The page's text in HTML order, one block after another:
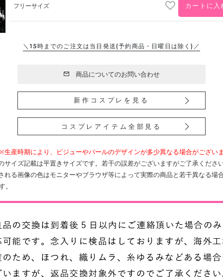
フリーサイズ カートに入
＼15時までのご注文は当日発送(予約商品・日曜日は除く)／
商品についてのお問い合わせ
新作コスプレを見る
コスプレアイテム全部見る
生産時期により、ビジューやパールのデザインが多少異なる場合がございま
サイズ記載は平置きサイズです。若干の誤差がございますがご了承ください
れる画像の色はモニターやブラウザ等によって実際の商品と若干異なる場
。